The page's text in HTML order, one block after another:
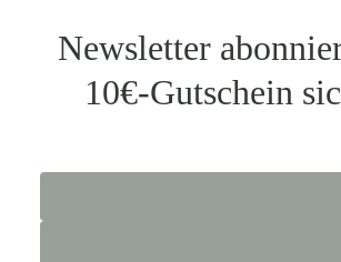
Newsletter
10€-Gutschein